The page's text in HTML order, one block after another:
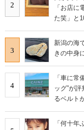
2
「お店に
た笑」と
3
新潟の海
きの中身
4
「車に
ッグ”が
るベルト
「何十年